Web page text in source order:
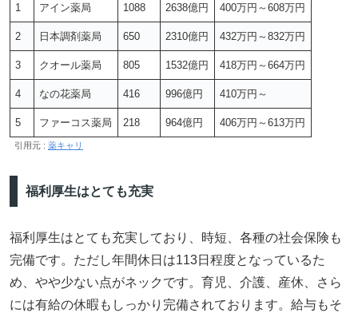
1 アイン薬局 1088 2638億円 400万円～608万円
2 日本調剤薬局 650 2310億円 432万円～832万円
3 クオール薬局 805 1532億円 418万円～664万円
4 なの花薬局 416 996億円 410万円～
5 ファーコス薬局 218 964億円 406万円～613万円
引用元 : 薬キャリ
福利厚生はとても充実
福利厚生はとても充実しており、時短、各種の社会保険も
完備です。ただし年間休日は113日程度となっているた
め、やや少ない点がネックです。育児、介護、産休、さら
には有給の休暇もしっかり完備されております。給与もそ